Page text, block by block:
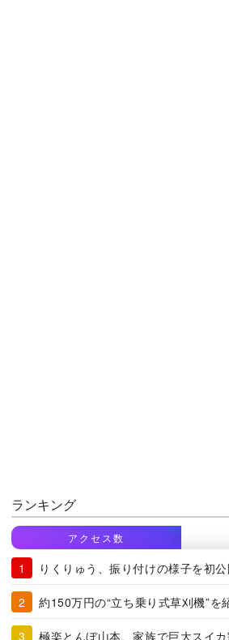
ランキング
アクセス数
りくりゅう、振り付けの様子を初
約150万円の“立ち乗り式草刈機”を
極楽とんぼ山本、家族で巨大スイカ